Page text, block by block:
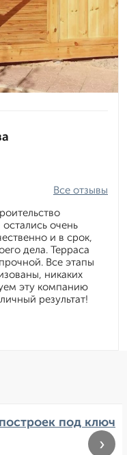
Все отзывы
очень
и в срок,
дела. Терраса
Все этапы
никаких
эту компанию
результат!
под ключ
›